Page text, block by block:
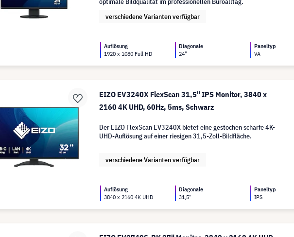
verschiedene Varianten verfügbar
Auflösung
1920 x 1080 Full HD
Diagonale
24"
Paneltyp
VA
EIZO EV3240X FlexScan 31,5" IPS Monitor, 3840 x
2160 4K UHD, 60Hz, 5ms, Schwarz
Der EIZO FlexScan EV3240X bietet eine gestochen scharfe 4K-
UHD-Auflösung auf einer riesigen 31,5-Zoll-Bildfläche.
verschiedene Varianten verfügbar
Auflösung
3840 x 2160 4K UHD
Diagonale
31,5"
Paneltyp
IPS